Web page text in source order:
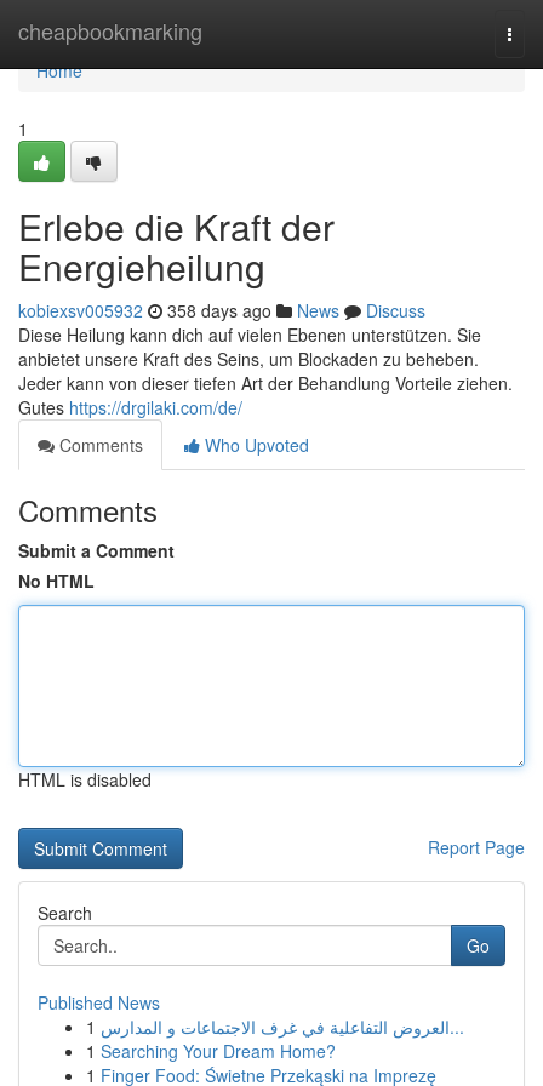
cheapbookmarking
Home
Home
1
Erlebe die Kraft der
Energieheilung
kobiexsv005932 358 days ago News
Discuss
Diese Heilung kann dich auf vielen Ebenen unterstützen. Sie
anbietet unsere Kraft des Seins, um Blockaden zu beheben.
Jeder kann von dieser tiefen Art der Behandlung Vorteile ziehen.
Gutes https://drgilaki.com/de/
Comments
Who Upvoted
Comments
Submit a Comment
No HTML
HTML is disabled
Report Page
Search
Go
Published News
1
العروض التفاعلية في غرف الاجتماعات و المدارس...
1 Searching Your Dream Home?
1 Finger Food: Świetne Przekąski na Imprezę